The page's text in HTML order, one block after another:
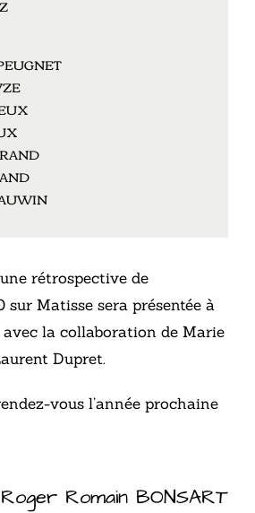
rétrospective de
sur Matisse sera présentée à
avec la collaboration de Marie
Dupret.
vous l’année prochaine
Roger Romain BONSART